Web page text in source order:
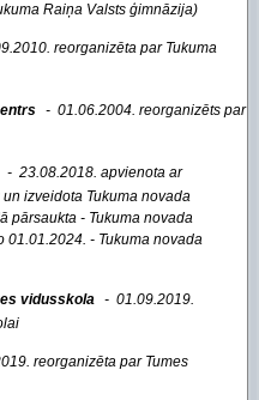
Raiņa Valsts ģimnāzija)
reorganizēta par Tukuma
- 01.06.2004. reorganizēts par
- 23.08.2018. apvienota ar
izveidota Tukuma novada
pārsaukta - Tukuma novada
- Tukuma novada
vidusskola - 01.09.2019.
reorganizēta par Tumes